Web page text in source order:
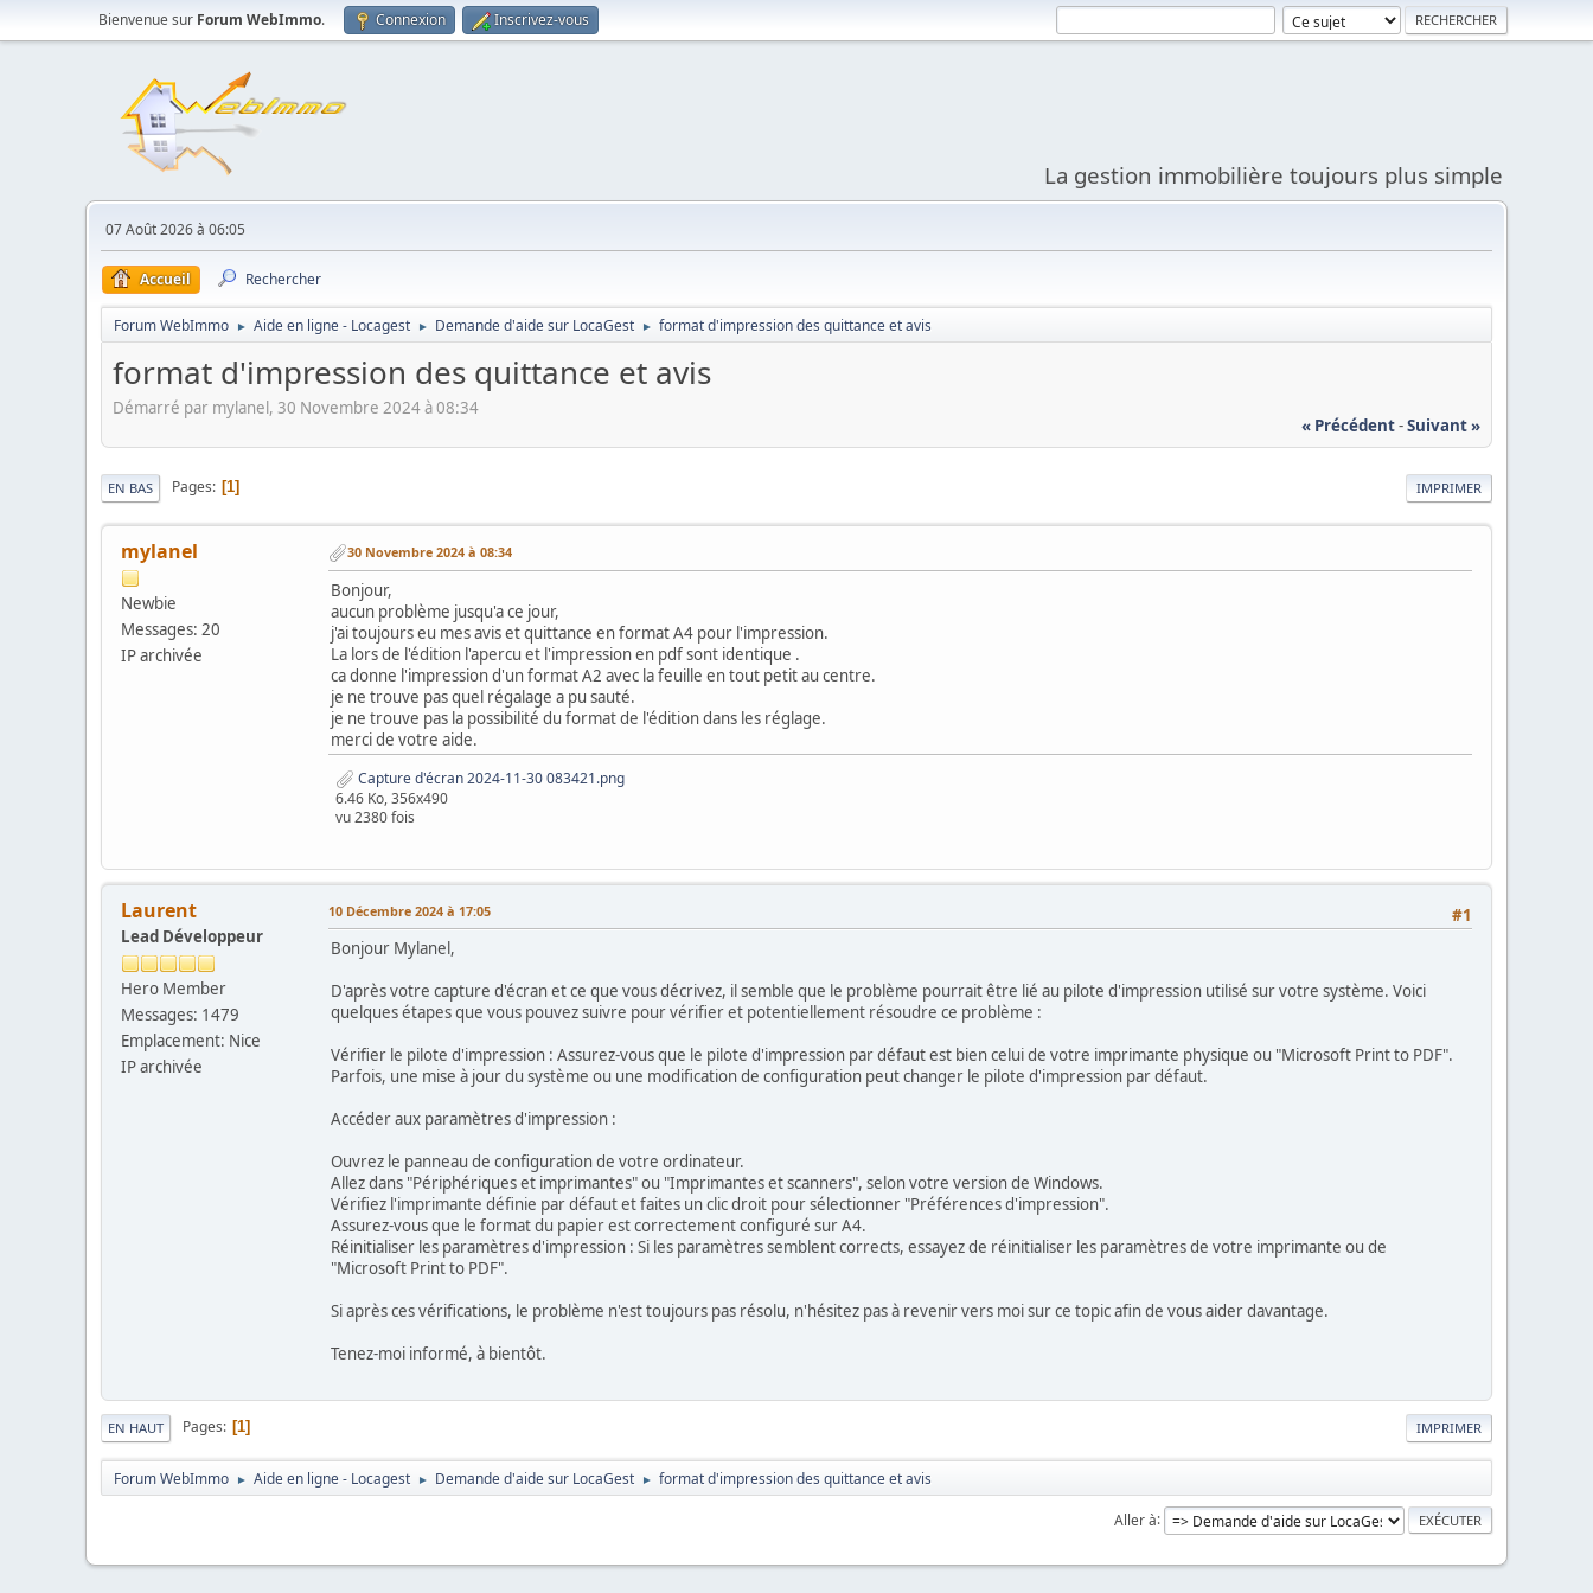
Bienvenue sur Forum WebImmo. Connexion Inscrivez-vous
La gestion immobilière toujours plus simple
07 Août 2026 à 06:05
Accueil Rechercher
Forum WebImmo ► Aide en ligne - Locagest ► Demande d'aide sur LocaGest ► format d'impression des quittance et avis
format d'impression des quittance et avis
Démarré par mylanel, 30 Novembre 2024 à 08:34
« Précédent-Suivant »
IMPRIMER
EN BAS Pages 1
mylanel
Newbie
Messages: 20
IP archivée
30 Novembre 2024 à 08:34
Bonjour,
aucun problème jusqu'a ce jour,
j'ai toujours eu mes avis et quittance en format A4 pour l'impression.
La lors de l'édition l'apercu et l'impression en pdf sont identique .
ca donne l'impression d'un format A2 avec la feuille en tout petit au centre.
je ne trouve pas quel régalage a pu sauté.
je ne trouve pas la possibilité du format de l'édition dans les réglage.
merci de votre aide.
Capture d'écran 2024-11-30 083421.png
6.46 Ko, 356x490
vu 2380 fois
Laurent
Lead Développeur
Hero Member
Messages: 1479
Emplacement: Nice
IP archivée
#1
10 Décembre 2024 à 17:05
Bonjour Mylanel,
D'après votre capture d'écran et ce que vous décrivez, il semble que le problème pourrait être lié au pilote d'impression utilisé sur votre système. Voici
quelques étapes que vous pouvez suivre pour vérifier et potentiellement résoudre ce problème :
Vérifier le pilote d'impression : Assurez-vous que le pilote d'impression par défaut est bien celui de votre imprimante physique ou "Microsoft Print to PDF".
Parfois, une mise à jour du système ou une modification de configuration peut changer le pilote d'impression par défaut.
Accéder aux paramètres d'impression :
Ouvrez le panneau de configuration de votre ordinateur.
Allez dans "Périphériques et imprimantes" ou "Imprimantes et scanners", selon votre version de Windows.
Vérifiez l'imprimante définie par défaut et faites un clic droit pour sélectionner "Préférences d'impression".
Assurez-vous que le format du papier est correctement configuré sur A4.
Réinitialiser les paramètres d'impression : Si les paramètres semblent corrects, essayez de réinitialiser les paramètres de votre imprimante ou de
"Microsoft Print to PDF".
Si après ces vérifications, le problème n'est toujours pas résolu, n'hésitez pas à revenir vers moi sur ce topic afin de vous aider davantage.
Tenez-moi informé, à bientôt.
IMPRIMER
EN HAUT Pages 1
Forum WebImmo ► Aide en ligne - Locagest ► Demande d'aide sur LocaGest ► format d'impression des quittance et avis
Aller à